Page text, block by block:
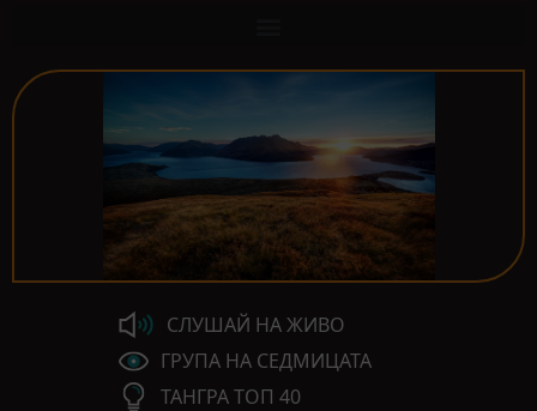
СЛУШАЙ НА ЖИВО
ГРУПА НА СЕДМИЦАТА
ТАНГРА ТОП 40